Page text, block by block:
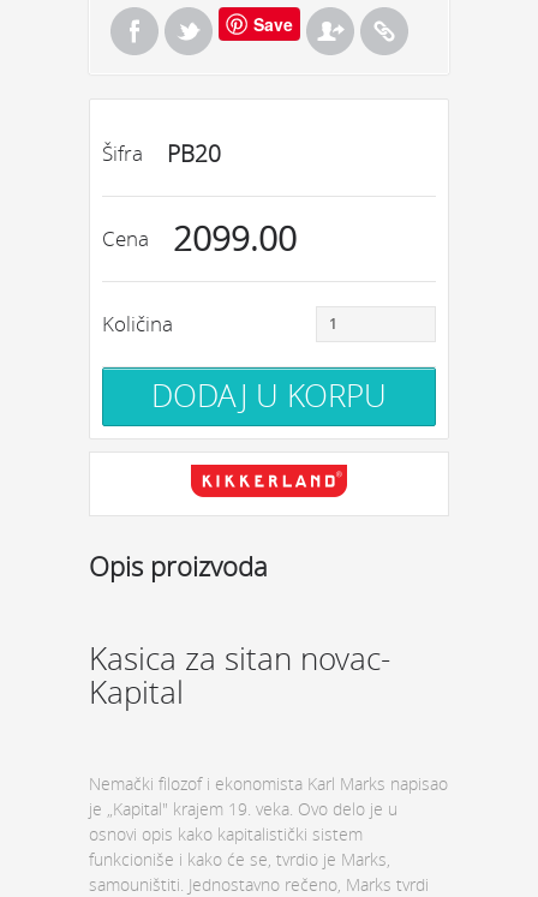
Save
Šifra PB20
Cena 2099.00
Količina
Opis proizvoda
Kasica za sitan novac-
Kapital
Nemački filozof i ekonomista Karl Marks napisao
je „Kapital" krajem 19. veka. Ovo delo je u
osnovi opis kako kapitalistički sistem
funkcioniše i kako će se, tvrdio je Marks,
samouništiti. Jednostavno rečeno, Marks tvrdi